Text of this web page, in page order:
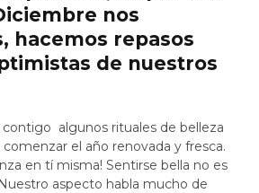
nos
hacemos repasos
de nuestros
algunos rituales de belleza
el año renovada y fresca.
en tí misma! Sentirse bella no es
aspecto habla mucho de